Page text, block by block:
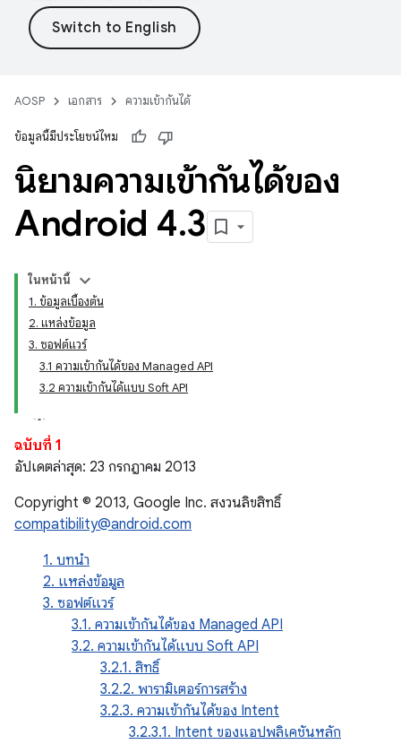
AOSP เอกสาร ความเข้ากันได้
ข้อมูลนี้มีประโยชน์ไหม
นิยามความเข้ากันได้ของ
Android 4.3
ในหน้านี้
1. ข้อมูลเบื้องต้น
2. แหล่งข้อมูล
3. ซอฟต์แวร์
3.1 ความเข้ากันได้ของ Managed API
3.2 ความเข้ากันได้แบบ Soft API
ฉบับที่ 1
อัปเดตล่าสุด: 23 กรกฎาคม 2013
Copyright © 2013, Google Inc. สงวนลิขสิทธิ์
compatibility@android.com
1. บทนำ
2. แหล่งข้อมูล
3. ซอฟต์แวร์
3.1. ความเข้ากันได้ของ Managed API
3.2. ความเข้ากันได้แบบ Soft API
3.2.1. สิทธิ์
3.2.2. พารามิเตอร์การสร้าง
3.2.3. ความเข้ากันได้ของ Intent
3.2.3.1. Intent ของแอปพลิเคชันหลัก